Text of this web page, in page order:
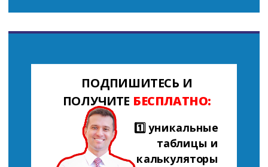
ПОДПИШИТЕСЬ И
ПОЛУЧИТЕ БЕСПЛАТНО:
1️⃣ уникальные
таблицы и
калькуляторы